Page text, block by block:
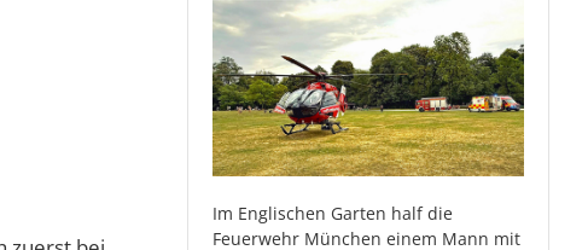
Im Englischen Garten half die
Feuerwehr München einem Mann mit